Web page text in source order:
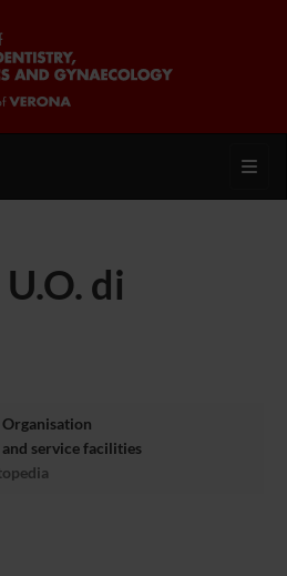
di
Organisation
service facilities